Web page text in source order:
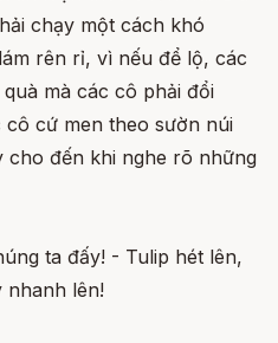
chạy một cách khó
rên rỉ, vì nếu để lộ, các
mà các cô phải đổi
cô cứ men theo sườn núi
cho đến khi nghe rõ những
ta đấy! - Tulip hét lên,
nhanh lên!